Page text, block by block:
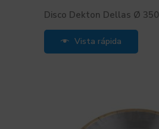
Disco Dekton Dellas Ø 350
Vista rápida